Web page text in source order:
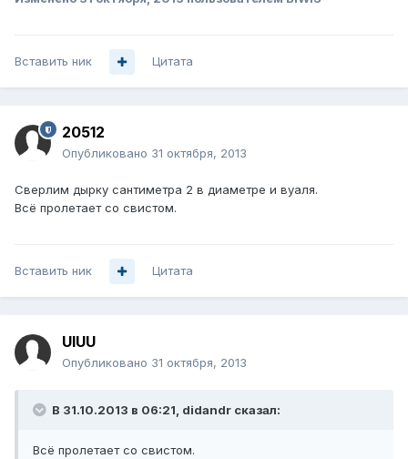
Вставить ник Цитата
20512
Опубликовано 31 октября, 2013
Сверлим дырку сантиметра 2 в диаметре и вуаля.
Всё пролетает со свистом.
Вставить ник Цитата
UIUU
Опубликовано 31 октября, 2013
В 31.10.2013 в 06:21, didandr сказал:
Всё пролетает со свистом.